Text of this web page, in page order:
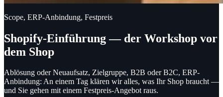
Scope, ERP-Anbindung, Festpreis
Shopify-Einführung — der Workshop vor
dem Shop
Ablösung oder Neuaufsatz, Zielgruppe, B2B oder B2C, ERP-
Anbindung: An einem Tag klären wir alles, was Ihr Shop braucht —
und Sie gehen mit einem Festpreis-Angebot raus.